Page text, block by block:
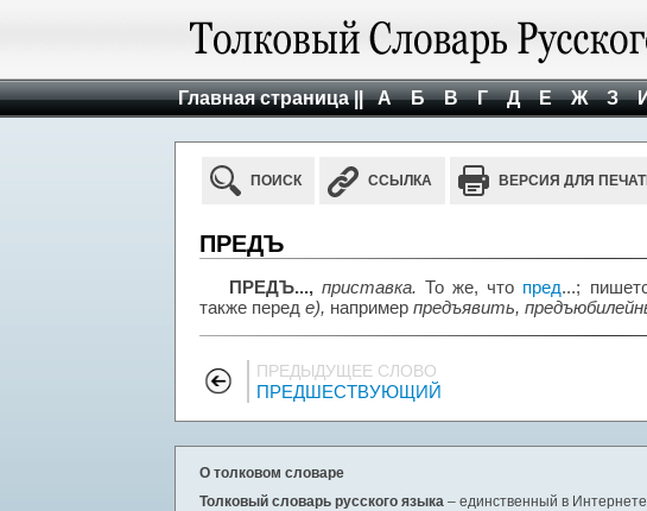
Главная страница || А Б В Г Д Е Ж З
ПОИСК ССЫЛКА ВЕРСИЯ ДЛЯ
ПРЕДЪ
ПРЕДЪ..., приставка. То же, что пред...;
также перед е), например предъявить,
ПРЕДЫДУЩЕЕ СЛОВО
ПРЕДШЕСТВУЮЩИЙ
О толковом словаре
Толковый словарь русского языка – единственный в